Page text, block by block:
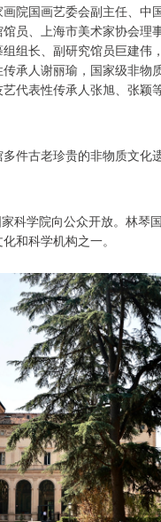
院国画艺委会副主任、中
员、上海市美术家协会
组长、副研究馆员巨建
承人谢丽瑜，国家级非物
代表性传承人张旭、张颖
件古老珍贵的非物质文化
科学院向公众开放。林琴
和科学机构之一。